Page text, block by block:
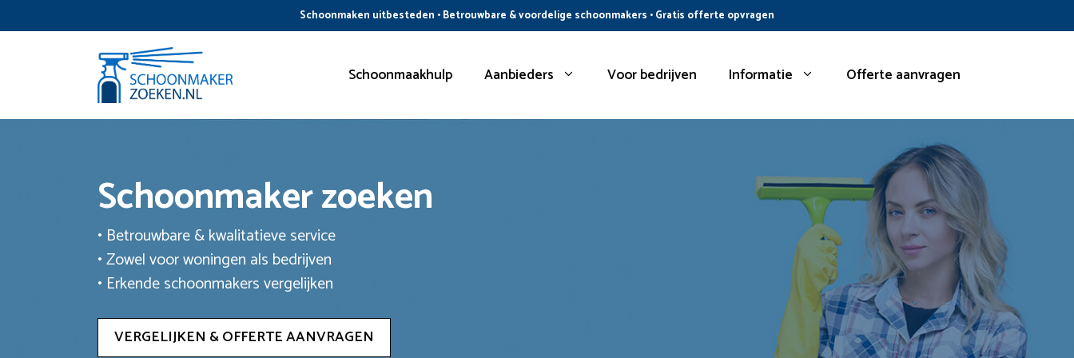
naar
Schoonmaken uitbesteden • Betrouwbare & voordelige schoonmakers • Gratis offerte opvragen
Schoonmaakhulp Aanbieders Voor bedrijven Informatie Offerte aanvragen
Schoonmaker zoeken
• Betrouwbare & kwalitatieve service
• Zowel voor woningen als bedrijven
• Erkende schoonmakers vergelijken
VERGELIJKEN & OFFERTE AANVRAGEN